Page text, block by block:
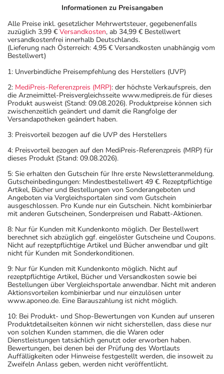
Informationen zu Preisangaben
Alle Preise inkl. gesetzlicher Mehrwertsteuer, gegebenenfalls
zuzüglich 3,99 € Versandkosten, ab 34,99 € Bestellwert
versandkostenfrei innerhalb Deutschlands.
(Lieferung nach Österreich: 4,95 € Versandkosten unabhängig vom
Bestellwert)
1: Unverbindliche Preisempfehlung des Herstellers (UVP)
2: MediPreis-Referenzpreis (MRP): der höchste Verkaufspreis, den
die Arzneimittel-Preisvergleichsseite www.medipreis.de für dieses
Produkt ausweist (Stand: 09.08.2026). Produktpreise können sich
zwischenzeitlich geändert und damit die Rangfolge der
Versandapotheken geändert haben.
3: Preisvorteil bezogen auf die UVP des Herstellers
4: Preisvorteil bezogen auf den MediPreis-Referenzpreis (MRP) für
dieses Produkt (Stand: 09.08.2026).
5: Sie erhalten den Gutschein für Ihre erste Newsletteranmeldung.
Gutscheinbedingungen: Mindestbestellwert 49 €. Rezeptpflichtige
Artikel, Bücher und Bestellungen von Sonderangeboten und
Angeboten via Vergleichsportalen sind vom Gutschein
ausgeschlossen. Pro Kunde nur ein Gutschein. Nicht kombinierbar
mit anderen Gutscheinen, Sonderpreisen und Rabatt-Aktionen.
8: Nur für Kunden mit Kundenkonto möglich. Der Bestellwert
berechnet sich abzüglich ggf. eingelöster Gutscheine und Coupons.
Nicht auf rezeptpflichtige Artikel und Bücher anwendbar und gilt
nicht für Kunden mit Sonderkonditionen.
9: Nur für Kunden mit Kundenkonto möglich. Nicht auf
rezeptpflichtige Artikel, Bücher und Versandkosten sowie bei
Bestellungen über Vergleichsportale anwendbar. Nicht mit anderen
Aktionsvorteilen kombinierbar und nur einzulösen unter
www.aponeo.de. Eine Barauszahlung ist nicht möglich.
10: Bei Produkt- und Shop-Bewertungen von Kunden auf unseren
Produktdetailseiten können wir nicht sicherstellen, dass diese nur
von solchen Kunden stammen, die die Waren oder
Dienstleistungen tatsächlich genutzt oder erworben haben.
Bewertungen, bei denen bei der Prüfung des Wortlauts
Auffälligkeiten oder Hinweise festgestellt werden, die insoweit zu
Zweifeln Anlass geben, werden nicht veröffentlicht.